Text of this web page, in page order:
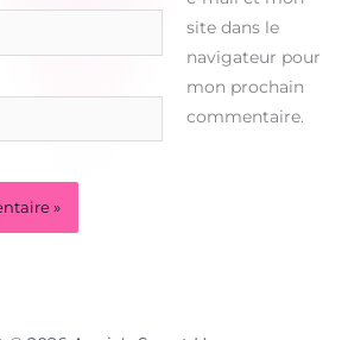
site dans le
navigateur pour
mon prochain
commentaire.